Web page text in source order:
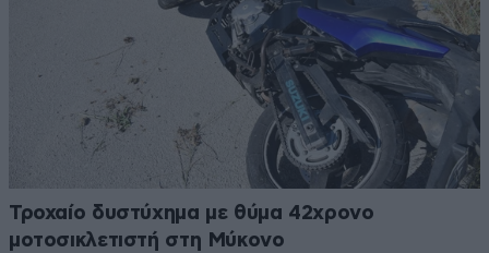
Τροχαίο δυστύχημα με θύμα 42χρονο
μοτοσικλετιστή στη Μύκονο